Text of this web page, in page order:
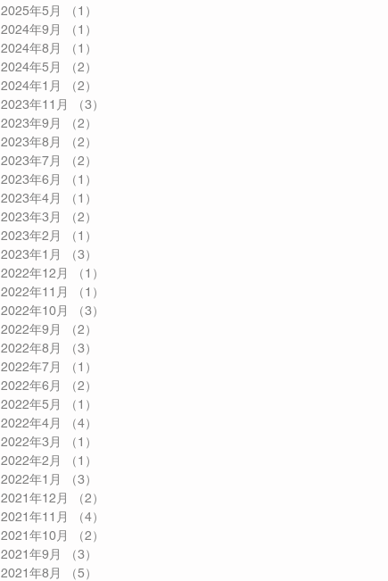
2025年5月
（1）
2024年9月
（1）
2024年8月
（1）
2024年5月
（2）
2024年1月
（2）
2023年11月
（3）
2023年9月
（2）
2023年8月
（2）
2023年7月
（2）
2023年6月
（1）
2023年4月
（1）
2023年3月
（2）
2023年2月
（1）
2023年1月
（3）
2022年12月
（1）
2022年11月
（1）
2022年10月
（3）
2022年9月
（2）
2022年8月
（3）
2022年7月
（1）
2022年6月
（2）
2022年5月
（1）
2022年4月
（4）
2022年3月
（1）
2022年2月
（1）
2022年1月
（3）
2021年12月
（2）
2021年11月
（4）
2021年10月
（2）
2021年9月
（3）
2021年8月
（5）